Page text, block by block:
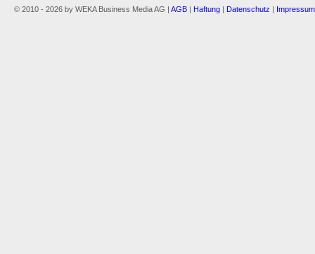
© 2010 - 2026 by WEKA Business Media AG | AGB | Haftung | Datenschutz | Impressum